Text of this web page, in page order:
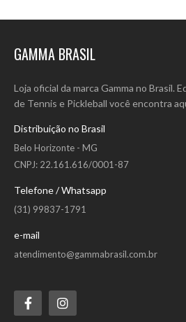
Overgrip Gamma Neon Tac
Overgrip Gamma Neon Tac O Overgrip
projetado para absorver a umidade, de
para absorver a umidade de sua mão
duradoura. Embalagem com 3 unid.
R$61,66
GAMMA BRASIL
Loja oficial da marca Gamma no Brasil.
de Tennis e Pickleball você encontra
Distribuição no Brasil
Belo Horizonte - MG
CNPJ: 22.161.616/0001-87
Telefone / Whatsapp
(31) 99837-1791
e-mail
atendimento@gammabrasil.com.br